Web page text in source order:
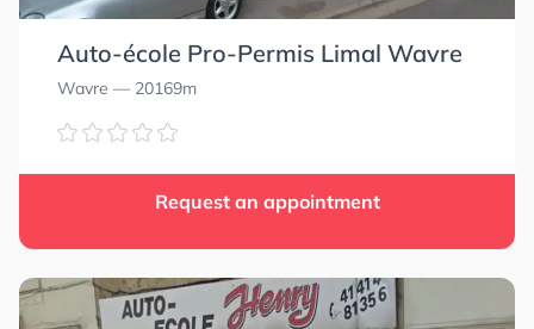
Auto-école Pro-Permis Limal Wavre
Wavre — 20169m
Request an appointment